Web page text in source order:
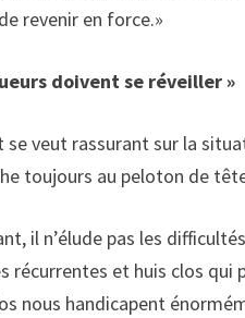
revenir en force.»
doivent se réveiller »
se veut rassurant sur la
toujours au peloton de
il n’élude pas les
récurrentes et huis clos
nous handicapent